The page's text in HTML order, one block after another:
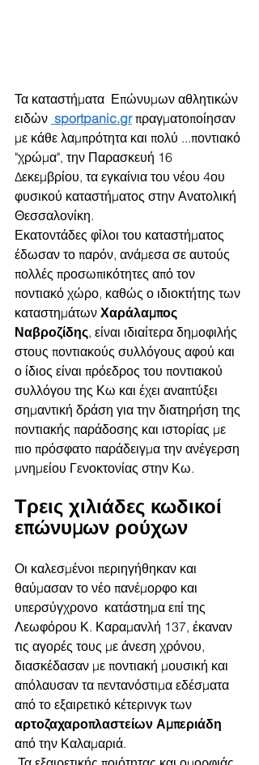
Τα καταστήματα  Επώνυμων αθλητικών
ειδὠν sportpanic.gr πραγματοποίησαν
με κάθε λαμπρότητα και πολύ ...ποντιακό
"χρώμα", την Παρασκευή 16
Δεκεμβρίου, τα εγκαίνια του νέου 4ου
φυσικού καταστήματος στην Ανατολική
Θεσσαλονίκη.
Εκατοντάδες φἰλοι του καταστήματος
έδωσαν το παρόν, ανάμεσα σε αυτούς
πολλές προσωπικότητες από τον
ποντιακό χώρο, καθώς ο ιδιοκτήτης των
καταστημάτων Χαράλαμπος
Ναβροζίδης, είναι ιδιαίτερα δημοφιλής
στους ποντιακούς συλλόγους αφού και
ο ίδιος είναι πρόεδρος του ποντιακού
συλλόγου της Κω και έχει αναπτύξει
σημαντική δράση για την διατηρήση της
ποντιακής παράδοσης και ιστορίας με
πιο πρόσφατο παράδειγμα την ανέγερση
μνημείου Γενοκτονίας στην Κω.
Τρεις χιλιάδες κωδικοί
επώνυμων ρούχων
Οι καλεσμένοι περιηγήθηκαν και
θαύμασαν το νέο πανέμορφο και
υπερσύγχρονο  κατάστημα επί της
Λεωφόρου Κ. Καραμανλή 137, έκαναν
τις αγορές τους με άνεση χρόνου,
διασκέδασαν με ποντιακή μουσική και
απόλαυσαν τα πεντανόστιμα εδέσματα
από το εξαιρετικό κέτερινγκ των
αρτοζαχαροπλαστείων Αμπεριάδη
από την Καλαμαριά.